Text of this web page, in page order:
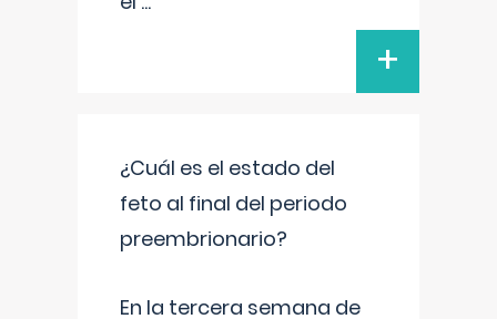
+
¿Cuál es el estado del
feto al final del periodo
preembrionario?
En la tercera semana de